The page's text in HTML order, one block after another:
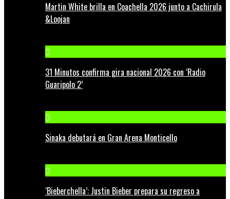
Martin White brilla en Coachella 2026 junto a Cachirula
&Loojan
31 Minutos confirma gira nacional 2026 con ‘Radio
Guaripolo 2’
Sinaka debutará en Gran Arena Monticello
‘Bieberchella’: Justin Bieber prepara su regreso a